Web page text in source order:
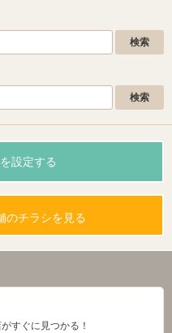
設定する
のチラシを見る
すぐに見つかる！